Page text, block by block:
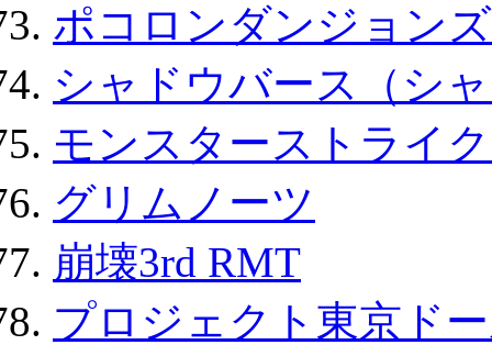
ポコロンダンジョン
シャドウバース（シ
モンスターストライ
グリムノーツ
崩壊3rd RMT
プロジェクト東京ド